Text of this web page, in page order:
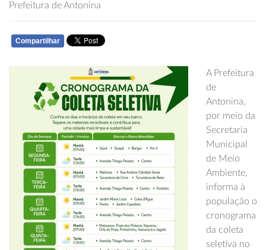
Prefeitura de Antonina
Compartilhar
A Prefeitura
de
Antonina,
por meio da
Secretaria
Municipal
de Meio
Ambiente,
informa à
população o
cronograma
da coleta
seletiva no